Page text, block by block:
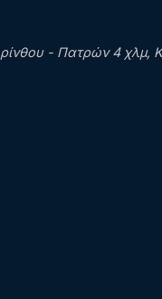
- Πατρών 4 χλμ,